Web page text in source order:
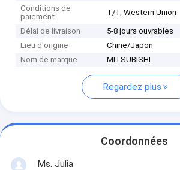
Conditions de
paiement
T/T, Western Union
Délai de livraison
5-8 jours ouvrables
Lieu d'origine
Chine/Japon
Nom de marque
MITSUBISHI
Regardez plus
Coordonnées
Ms. Julia